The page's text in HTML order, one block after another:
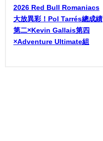
2026 Red Bull Romaniacs
大放異彩！Pol Tarrés總成績
第二×Kevin Gallais第四
×Adventure Ultimate組